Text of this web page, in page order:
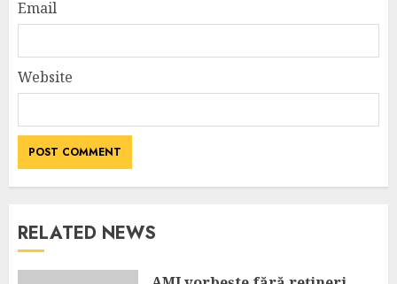
Email
Website
RELATED NEWS